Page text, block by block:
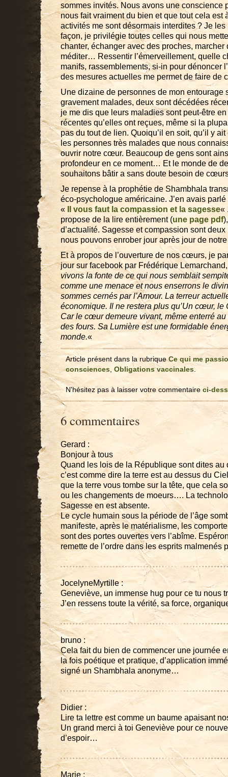
sommes invités. Nous avons une conscience
nous fait vraiment du bien et que tout cela est
activités me sont désormais interdites ? Je les
façon, je privilégie toutes celles qui nous
chanter, échanger avec des proches, marcher
méditer… Ressentir l’émerveillement, quelle
manifs, rassemblements, si-in pour dénoncer
des mesures actuelles me permet de faire de
Une dizaine de personnes de mon entourage
gravement malades, deux sont décédées
je me dis que leurs maladies sont peut-être
récentes qu’elles ont reçues, même si la
pas du tout de lien. Quoiqu’il en soit, qu’il y
les personnes très malades que nous
ouvrir notre cœur. Beaucoup de gens sont
profondeur en ce moment… Et le monde de
souhaitons bâtir a sans doute besoin de
Je repense à la prophétie de Shambhala
éco-psychologue américaine. J’en avais
« Il vous faut la compassion et la sagesse«
propose de la lire entièrement (une page pdf
d’actualité. Sagesse et compassion sont
nous pouvons enrober jour après jour de
Et à propos de l’ouverture de nos cœurs, je
jour sur facebook par Frédérique
vivons la fonte de ce qui nous semblait
comme une menace et nous enserrons le
sommes cernés par l’Amour. La terreur
économique. Il ne restera plus qu’Un cœur,
Car le cœur demeure vivant, même enterré
des fours. Sa Lumière est une formidable
monde.«
Article présent dans la rubriqueCe qui me
consciences, Obligations vaccinales.
N'hésitez pas à laisser votre commentaire ci-
6 commentaires
Gerard :
Bonjour à tous
Quand les lois de la République sont dites au
c’est comme dire la terre est au dessus du
que la terre vous tombe sur la tête, que cela
ou les changements de moeurs…. La
Sagesse en est absente.
Le cycle humain sous la période de l’âge
manifeste, après le matérialisme, les
sont des portes ouvertes vers l’abîme.
remette de l’ordre dans les esprits malmenés
JocelyneMyrtille :
Geneviève, un immense hug pour ce tu nous
J’en ressens toute la vérité, sa force,
bruno :
Cela fait du bien de commencer une journée
la fois poétique et pratique, d’application
signé un Shambhala anonyme…
Didier :
Lire ta lettre est comme un baume apaisant
Un grand merci à toi Geneviève pour ce
d’espoir…
Marie :